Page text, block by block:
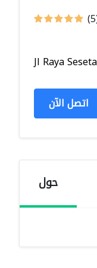
Jl Raya
اتصل الآن
حول